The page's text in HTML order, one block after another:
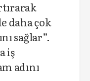
daha çok
sağlar”.
iş
adını